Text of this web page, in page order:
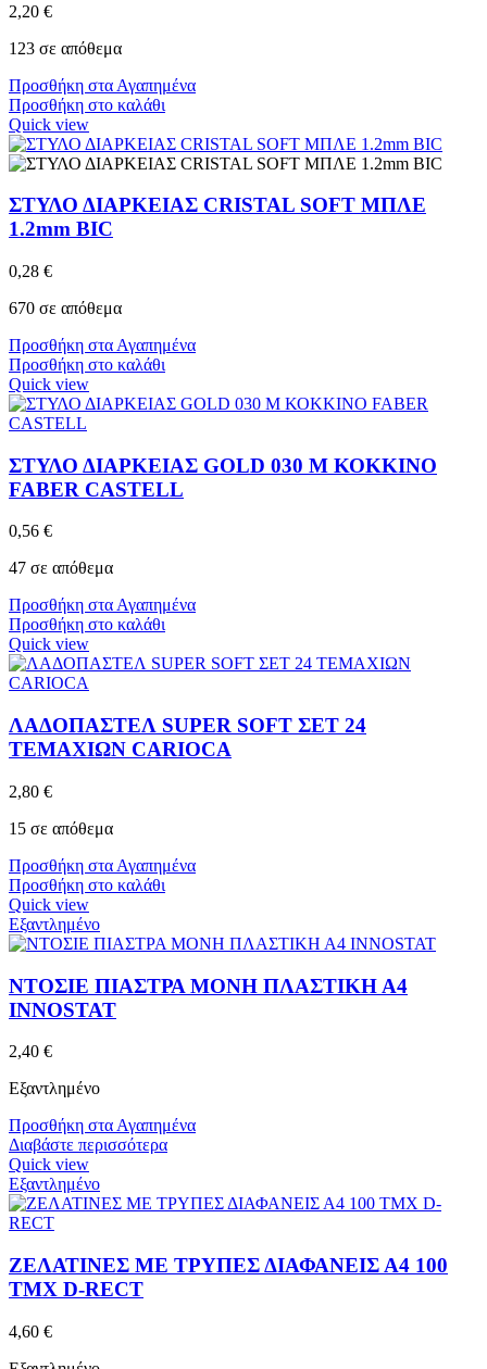
2,20 €
123 σε απόθεμα
Προσθήκη στα Αγαπημένα
Προσθήκη στο καλάθι
Quick view
ΣΤΥΛΟ ΔΙΑΡΚΕΙΑΣ CRISTAL SOFT ΜΠΛΕ
1.2mm BIC
0,28 €
670 σε απόθεμα
Προσθήκη στα Αγαπημένα
Προσθήκη στο καλάθι
Quick view
ΣΤΥΛΟ ΔΙΑΡΚΕΙΑΣ GOLD 030 M ΚΟΚΚΙΝΟ
FABER CASTELL
0,56 €
47 σε απόθεμα
Προσθήκη στα Αγαπημένα
Προσθήκη στο καλάθι
Quick view
ΛΑΔΟΠΑΣΤΕΛ SUPER SOFT ΣΕΤ 24
ΤΕΜΑΧΙΩΝ CARIOCA
2,80 €
15 σε απόθεμα
Προσθήκη στα Αγαπημένα
Προσθήκη στο καλάθι
Quick view
Εξαντλημένο
ΝΤΟΣΙΕ ΠΙΑΣΤΡΑ ΜΟΝΗ ΠΛΑΣΤΙΚΗ Α4
INNOSTAT
2,40 €
Εξαντλημένο
Προσθήκη στα Αγαπημένα
Διαβάστε περισσότερα
Quick view
Εξαντλημένο
ΖΕΛΑΤΙΝΕΣ ΜΕ ΤΡΥΠΕΣ ΔΙΑΦΑΝΕΙΣ Α4 100
ΤΜΧ D-RECT
4,60 €